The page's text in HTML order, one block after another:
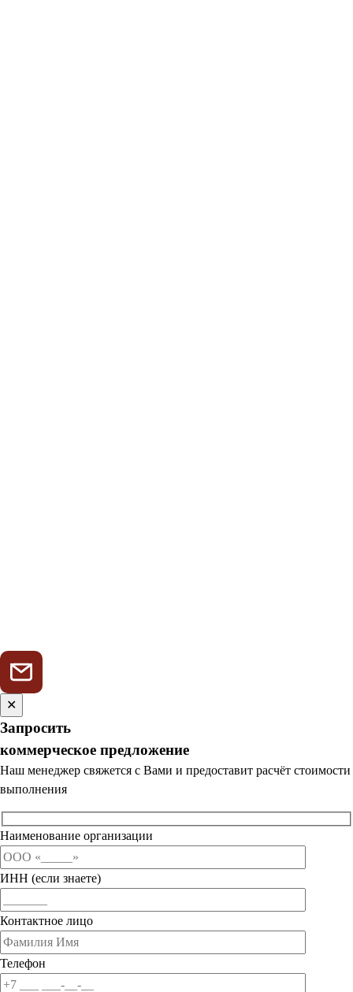
✕
Запросить
коммерческое предложение
Наш менеджер свяжется с Вами и предоставит расчёт стоимости
выполнения
Наименование организации
ИНН (если знаете)
Контактное лицо
Телефон